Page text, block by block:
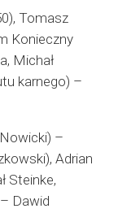
Tomasz
Konieczny
Michał
karnego) –
–
Adrian
Steinke,
Dawid